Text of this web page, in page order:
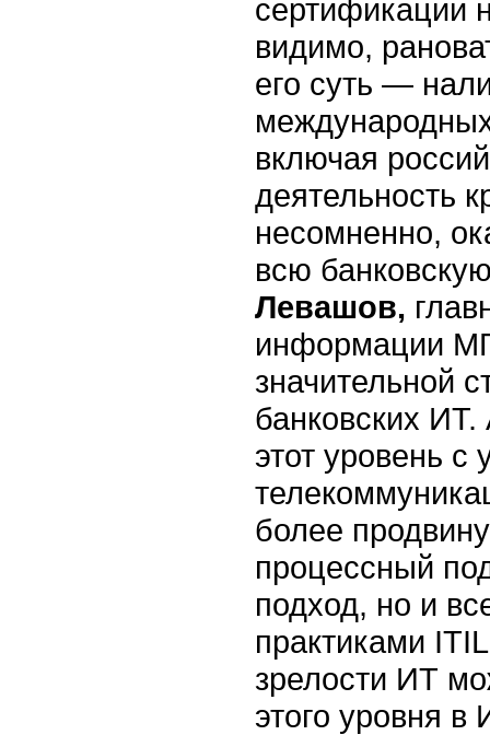
сертификации
видимо,
его суть —
включая
деятельность
несомненно,
всю
Левашов,
информации
значительной
банковских
этот уровень с
более
процессный
подход, но и
практиками
зрелости ИТ
этого уровня в